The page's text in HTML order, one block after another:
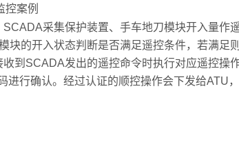
采集保护装置、手车地刀模块开入量作
的开入状态判断是否满足遥控条件，若满足则
到SCADA发出的遥控命令时执行对应遥控操
行确认。经过认证的顺控操作会下发给ATU